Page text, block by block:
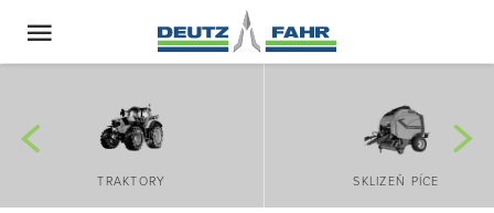
TRAKTORY SKLIZEŇ PÍCE